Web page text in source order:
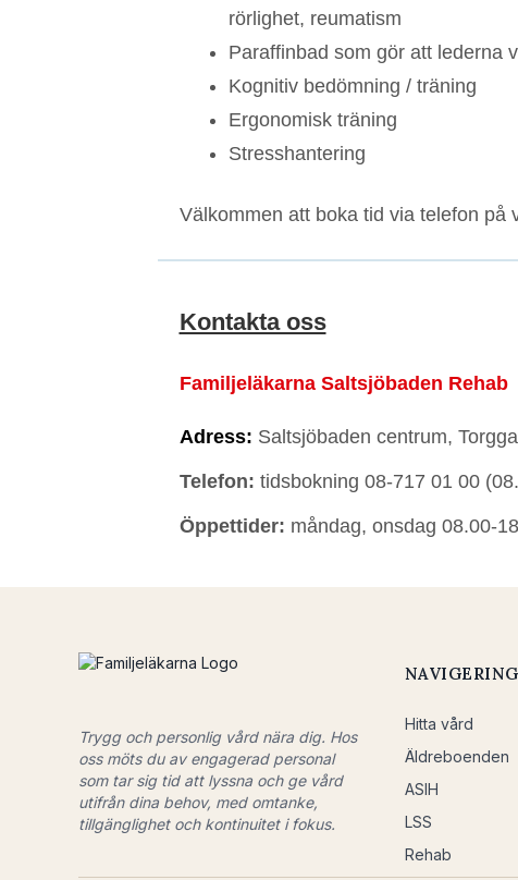
rörlighet, reumatism
Paraffinbad som gör att lederna
Kognitiv bedömning / träning
Ergonomisk träning
Stresshantering
Välkommen att boka tid via telefon på
Kontakta oss
Familjeläkarna Saltsjöbaden Rehab
Adress: Saltsjöbaden centrum,
Telefon: tidsbokning 08-717 01 00
Öppettider: måndag, onsdag 08.00-
Trygg och personlig vård nära dig. Hos
oss möts du av engagerad personal
som tar sig tid att lyssna och ge vård
utifrån dina behov, med omtanke,
tillgänglighet och kontinuitet i fokus.
NAVIGERING
Hitta vård
Äldreboenden
ASIH
LSS
Rehab